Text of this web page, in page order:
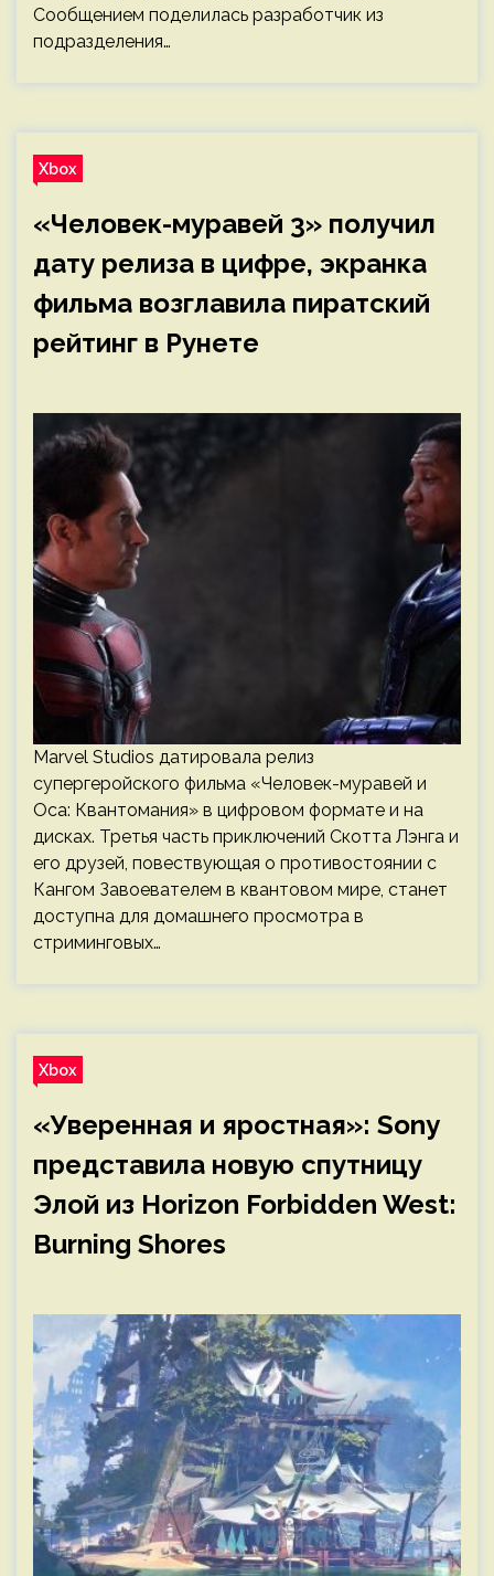
Сообщением поделилась разработчик из
подразделения…
Xbox
«Человек-муравей 3» получил
дату релиза в цифре, экранка
фильма возглавила пиратский
рейтинг в Рунете
Marvel Studios датировала релиз
супергеройского фильма «Человек-муравей и
Оса: Квантомания» в цифровом формате и на
дисках. Третья часть приключений Скотта Лэнга и
его друзей, повествующая о противостоянии с
Кангом Завоевателем в квантовом мире, станет
доступна для домашнего просмотра в
стриминговых…
Xbox
«Уверенная и яростная»: Sony
представила новую спутницу
Элой из Horizon Forbidden West:
Burning Shores